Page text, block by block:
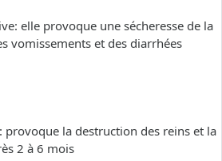
elle provoque une sécheresse de la
vomissements et des diarrhées
provoque la destruction des reins et la
2 à 6 mois